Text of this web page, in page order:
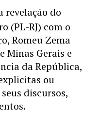
revelação do
(PL-RJ) com o
Romeu Zema
Minas Gerais e
da República,
ou
discursos,